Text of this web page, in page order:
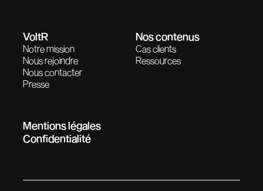
VoltR
Notre mission
Nous rejoindre
Nous contacter
Presse
Nos contenus
Cas clients
Ressources
Mentions légales
Confidentialité